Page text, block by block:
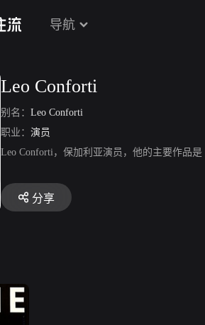
导航
Leo Conforti
别名： Leo Conforti
职业： 演员
Leo Conforti，保加利亚演员，他的主要作品是
分享